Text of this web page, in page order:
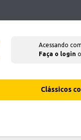
Acessando
Faça o login
Clássicos